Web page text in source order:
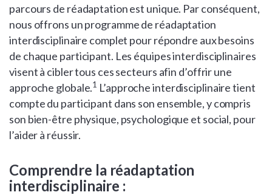
parcours de réadaptation est unique. Par conséquent,
nous offrons un programme de réadaptation
interdisciplinaire complet pour répondre aux besoins
de chaque participant. Les équipes interdisciplinaires
visent à cibler tous ces secteurs afin d’offrir une
approche globale.1 L’approche interdisciplinaire tient
compte du participant dans son ensemble, y compris
son bien-être physique, psychologique et social, pour
l’aider à réussir.
Comprendre la réadaptation
interdisciplinaire :